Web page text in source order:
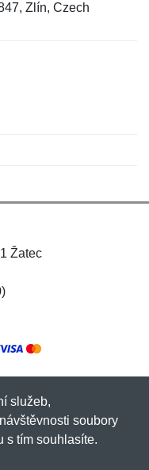
Zlín, Czech
Žatec
služeb,
soubory
s tím souhlasíte.